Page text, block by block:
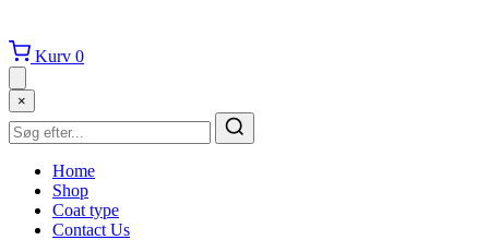
Kurv 0
×
Home
Shop
Coat type
Contact Us